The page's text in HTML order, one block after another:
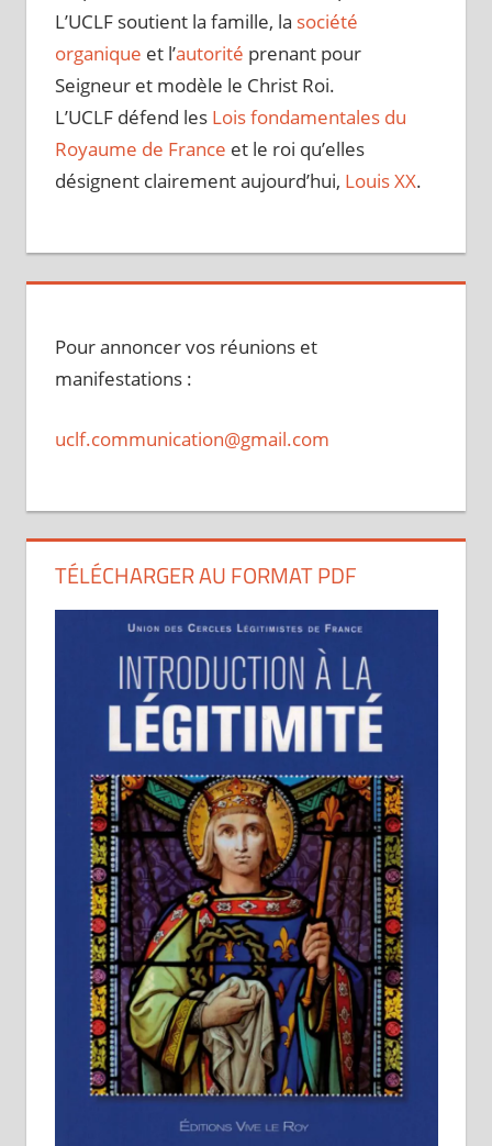
L’UCLF soutient la famille, la société
organique et l’autorité prenant pour
Seigneur et modèle le Christ Roi.
L’UCLF défend les Lois fondamentales du
Royaume de France et le roi qu’elles
désignent clairement aujourd’hui, Louis XX.
Pour annoncer vos réunions et
manifestations :
uclf.communication@gmail.com
TÉLÉCHARGER AU FORMAT PDF